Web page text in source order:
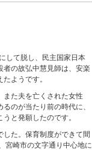
して脱し、民主国家日本
者の故弘中慧見師は、安楽
ようです。
また夫を亡くされた女性
のが当たり前の時代に、
と発願したのです。
た。保育制度ができて間
宮崎市の文字通り中心地に